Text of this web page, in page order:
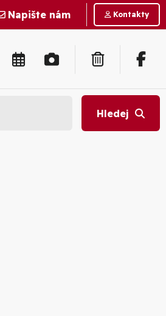
Napište nám Kontakty
Hledej